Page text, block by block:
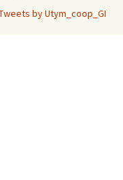
by Utym_coop_GI